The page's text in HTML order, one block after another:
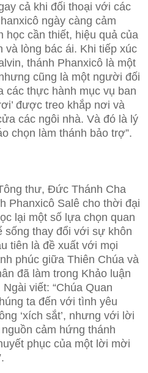
cả khi đối thoại với các
ngày càng cảm
học cần thiết, hiệu quả của
và lòng bác ái. Khi tiếp xúc
thánh Phanxicô là một
cũng là một người đối
các thực hành mục vụ ban
được treo khắp nơi và
các ngôi nhà. Và đó là lý
chọn làm thánh bảo trợ”.
thư, Đức Thánh Cha
Phanxicô Salê cho thời đại
lại một số lựa chọn quan
sống thay đổi với sự khôn
tiên là đề xuất với mọi
phúc giữa Thiên Chúa và
đã làm trong Khảo luận
viết: “Chúa Quan
ta đến với tình yêu
‘xích sắt’, nhưng với lời
cảm hứng thánh
phục của một lời mời